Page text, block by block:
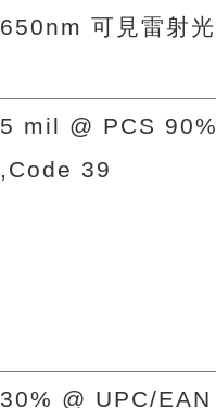
650nm 可見雷射光
5 mil @ PCS 90%
,Code 39
30% @ UPC/EAN